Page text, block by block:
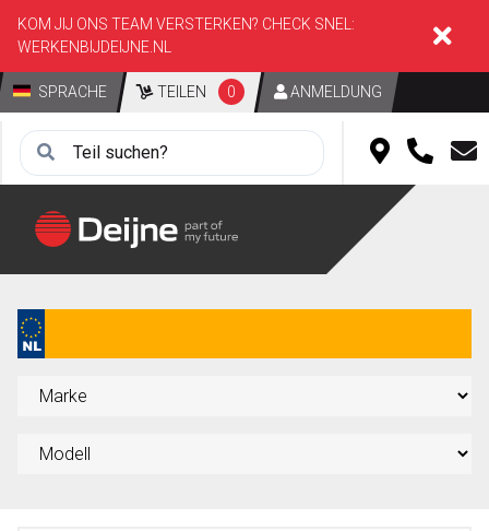
KOM JIJ ONS TEAM VERSTERKEN? CHECK SNEL:
WERKENBIJDEIJNE.NL
SPRACHE TEILEN 0 ANMELDUNG